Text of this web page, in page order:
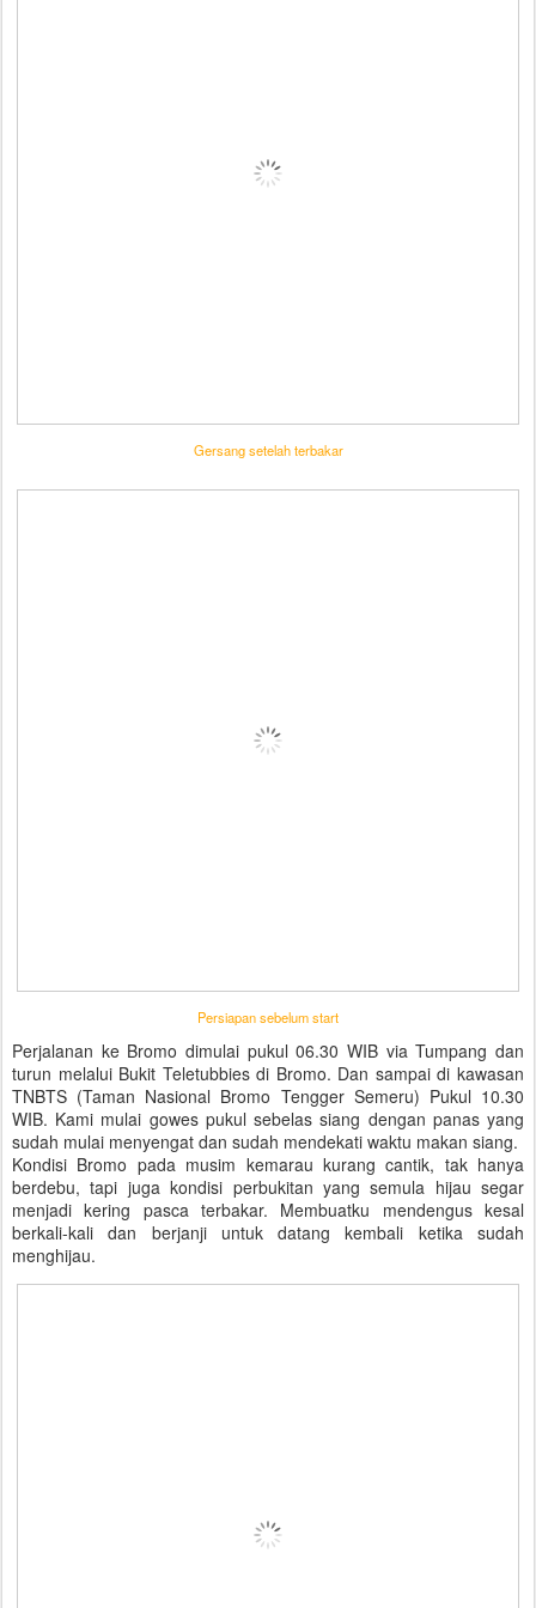
Gersang setelah terbakar
Persiapan sebelum start
Perjalanan ke Bromo dimulai pukul 06.30 WIB via Tumpang dan
turun melalui Bukit Teletubbies di Bromo. Dan sampai di kawasan
TNBTS (Taman Nasional Bromo Tengger Semeru) Pukul 10.30
WIB. Kami mulai gowes pukul sebelas siang dengan panas yang
sudah mulai menyengat dan sudah mendekati waktu makan siang.
Kondisi Bromo pada musim kemarau kurang cantik, tak hanya
berdebu, tapi juga kondisi perbukitan yang semula hijau segar
menjadi kering pasca terbakar. Membuatku mendengus kesal
berkali-kali dan berjanji untuk datang kembali ketika sudah
menghijau.